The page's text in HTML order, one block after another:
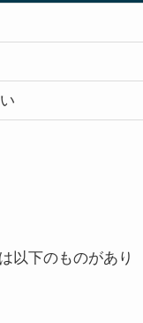
以下のものがあり